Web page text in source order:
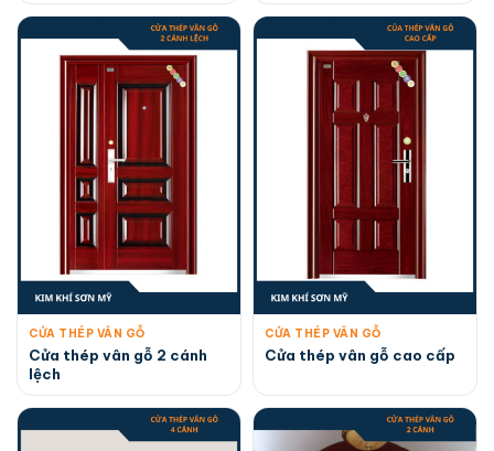
CỬA THÉP VÂN GỖ
Cửa thép vân gỗ 2 cánh
lệch
CỬA THÉP VÂN GỖ
Cửa thép vân gỗ cao cấp